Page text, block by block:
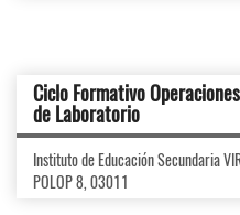
Ciclo Formativo Operaciones
de Laboratorio
Instituto de Educación Secundaria
POLOP 8, 03011